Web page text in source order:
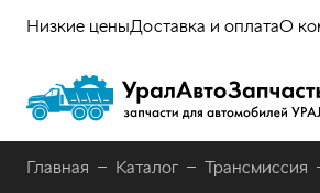
Низкие ценыДоставка и оплатаО
Главная Каталог Трансмиссия